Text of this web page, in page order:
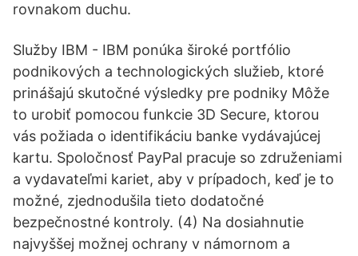
rovnakom duchu.
Služby IBM - IBM ponúka široké portfólio
podnikových a technologických služieb, ktoré
prinášajú skutočné výsledky pre podniky Môže
to urobiť pomocou funkcie 3D Secure, ktorou
vás požiada o identifikáciu banke vydávajúcej
kartu. Spoločnosť PayPal pracuje so združeniami
a vydavateľmi kariet, aby v prípadoch, keď je to
možné, zjednodušila tieto dodatočné
bezpečnostné kontroly. (4) Na dosiahnutie
najvyššej možnej ochrany v námornom a